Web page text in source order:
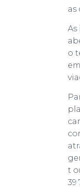
as
As
o
t
39